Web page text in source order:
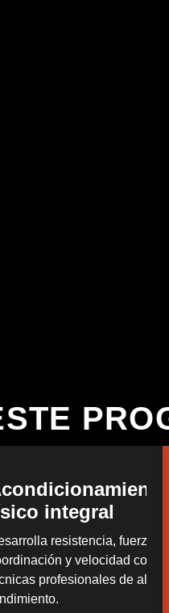
integral
resistencia, fuerza,
y velocidad con
profesionales de alto